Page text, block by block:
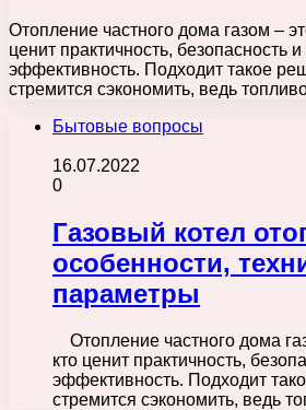
Отопление частного дома газом –
ценит практичность, безопасность
эффективность. Подходит такое
стремится сэкономить, ведь
Бытовые вопросы
16.07.2022
0
Газовый котел
особенности,
параметры
Отопление частного дома
кто ценит практичность,
эффективность. Подходит
стремится сэкономить, ведь